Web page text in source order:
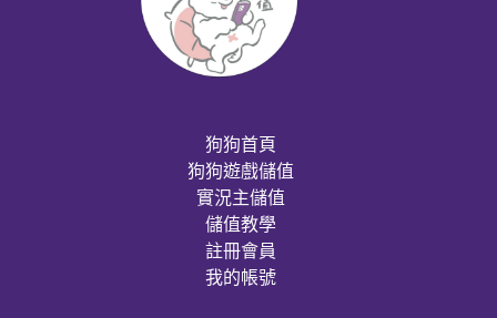
狗狗首頁
狗狗遊戲儲值
實況主儲值
儲值教學
註冊會員
我的帳號